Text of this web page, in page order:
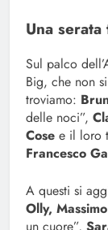
Una
Sul palco
Big, che non
troviamo:
delle noci”,
Cose e il loro
Francesco
A questi si
Olly,